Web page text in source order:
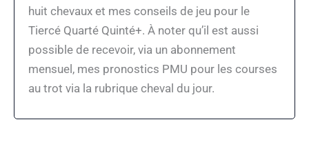
huit chevaux et mes conseils de jeu pour le
Tiercé Quarté Quinté+. À noter qu’il est aussi
possible de recevoir, via un abonnement
mensuel, mes pronostics PMU pour les courses
au trot via la rubrique cheval du jour.